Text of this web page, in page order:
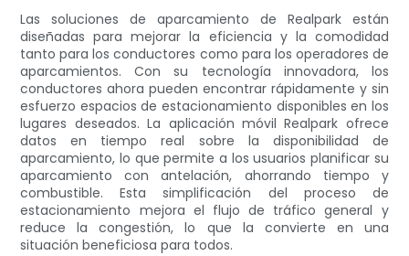
Las soluciones de aparcamiento de Realpark están
diseñadas para mejorar la eficiencia y la comodidad
tanto para los conductores como para los operadores de
aparcamientos. Con su tecnología innovadora, los
conductores ahora pueden encontrar rápidamente y sin
esfuerzo espacios de estacionamiento disponibles en los
lugares deseados. La aplicación móvil Realpark ofrece
datos en tiempo real sobre la disponibilidad de
aparcamiento, lo que permite a los usuarios planificar su
aparcamiento con antelación, ahorrando tiempo y
combustible. Esta simplificación del proceso de
estacionamiento mejora el flujo de tráfico general y
reduce la congestión, lo que la convierte en una
situación beneficiosa para todos.